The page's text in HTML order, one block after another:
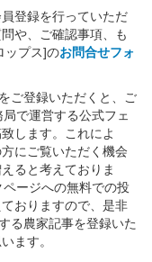
登録を行っていただ
や、ご確認事項、も
ップス]のお問合せフォ
ご登録いただくと、ご
で運営する公式フェ
します。これによ
にご覧いただく機会
ると考えておりま
ージへの無料での投
おりますので、是非
る農家記事を登録いた
ます。